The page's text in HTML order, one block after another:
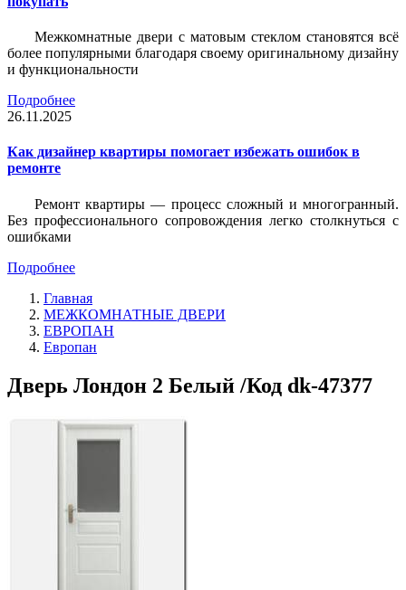
Межкомнатные двери с матовым стеклом становятся всё
более популярными благодаря своему оригинальному дизайну
и функциональности
Подробнее
26.11.2025
Как дизайнер квартиры помогает избежать ошибок в
ремонте
Ремонт квартиры — процесс сложный и многогранный.
Без профессионального сопровождения легко столкнуться с
ошибками
Подробнее
Главная
МЕЖКОМНАТНЫЕ ДВЕРИ
ЕВРОПАН
Европан
Дверь Лондон 2 Белый /Код dk-47377